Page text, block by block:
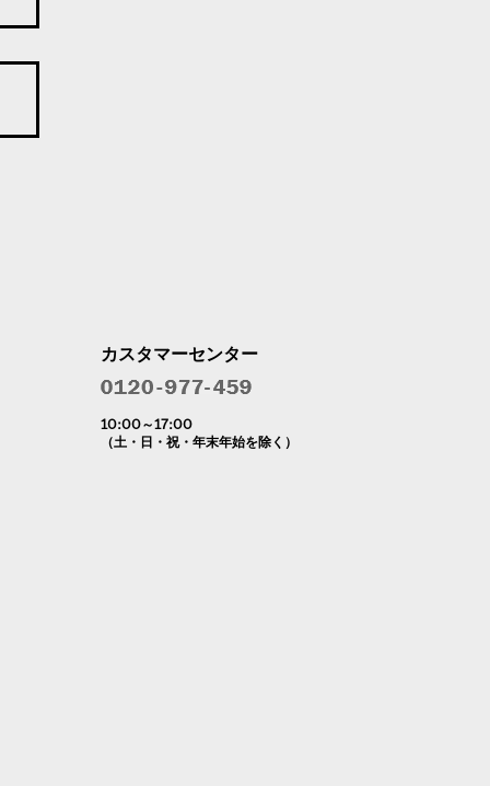
カスタマーセンター
10:00～17:00
（土・日・祝・年末年始を除く）